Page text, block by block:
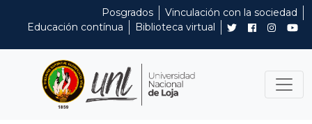
Posgrados
Vinculación con la sociedad
Educación contínua
Biblioteca virtual